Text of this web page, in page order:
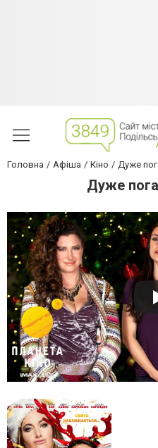
Головна Афіша Кіно Дуже
Дуже